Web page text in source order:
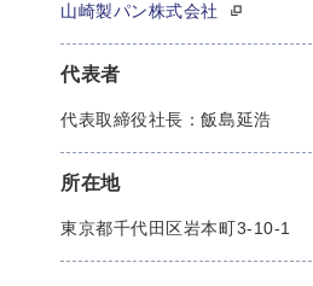
山崎製パン株式会社
代表者
代表取締役社長：飯島延浩
所在地
東京都千代田区岩本町3-10-1